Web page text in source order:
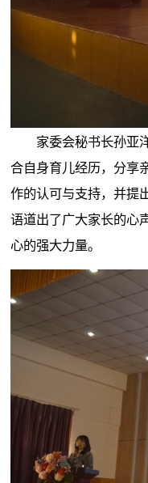
家委会秘书长孙亚
合自身育儿经历，分享
作的认可与支持，并提
语道出了广大家长的心
心的强大力量。